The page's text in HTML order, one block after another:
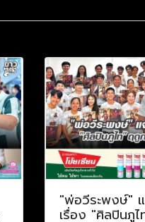
"พ่อวีระพงษ์"
เรื่อง "ศิลปินภู